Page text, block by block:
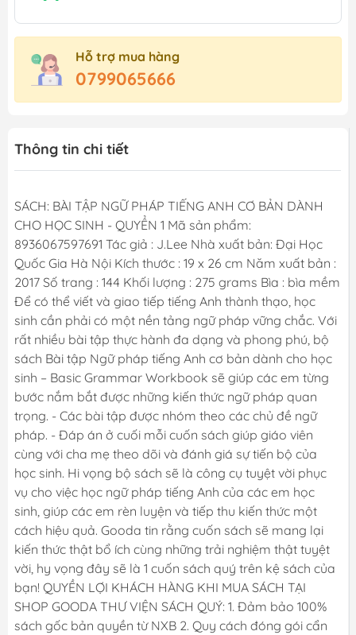
Hỗ trợ mua hàng
0799065666
Thông tin chi tiết
SÁCH: BÀI TẬP NGỮ PHÁP TIẾNG ANH CƠ BẢN DÀNH
CHO HỌC SINH - QUYỂN 1 Mã sản phẩm:
8936067597691 Tác giả : J.Lee Nhà xuất bản: Đại Học
Quốc Gia Hà Nội Kích thước : 19 x 26 cm Năm xuất bản :
2017 Số trang : 144 Khối lượng : 275 grams Bìa : bìa mềm
Để có thể viết và giao tiếp tiếng Anh thành thạo, học
sinh cần phải có một nền tảng ngữ pháp vững chắc. Với
rất nhiều bài tập thực hành đa dạng và phong phú, bộ
sách Bài tập Ngữ pháp tiếng Anh cơ bản dành cho học
sinh – Basic Grammar Workbook sẽ giúp các em từng
bước nắm bắt được những kiến thức ngữ pháp quan
trọng. - Các bài tập được nhóm theo các chủ đề ngữ
pháp. - Đáp án ở cuối mỗi cuốn sách giúp giáo viên
cùng với cha mẹ theo dõi và đánh giá sự tiến bộ của
học sinh. Hi vọng bộ sách sẽ là công cụ tuyệt vời phục
vụ cho việc học ngữ pháp tiếng Anh của các em học
sinh, giúp các em rèn luyện và tiếp thu kiến thức một
cách hiệu quả. Gooda tin rằng cuốn sách sẽ mang lại
kiến thức thật bổ ích cùng những trải nghiệm thật tuyệt
vời, hy vọng đây sẽ là 1 cuốn sách quý trên kệ sách của
bạn! QUYỀN LỢI KHÁCH HÀNG KHI MUA SÁCH TẠI
SHOP GOODA THƯ VIỆN SÁCH QUÝ: 1. Đảm bảo 100%
sách gốc bản quyền từ NXB 2. Quy cách đóng gói cẩn